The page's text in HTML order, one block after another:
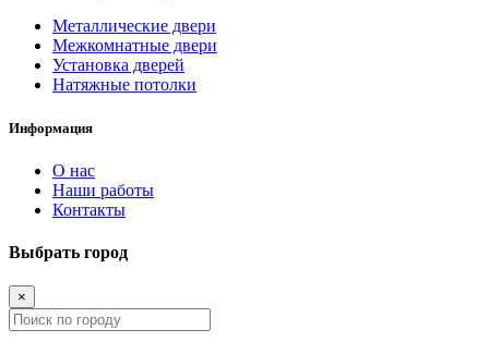
Металлические двери
Межкомнатные двери
Установка дверей
Натяжные потолки
Информация
О нас
Наши работы
Контакты
Выбрать город
×